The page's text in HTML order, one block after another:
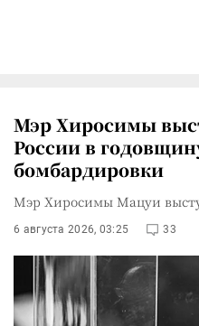
Мэр Хиросимы
России в
бомбардировки
Мэр Хиросимы Мацуи
6 августа 2026, 03:25 33